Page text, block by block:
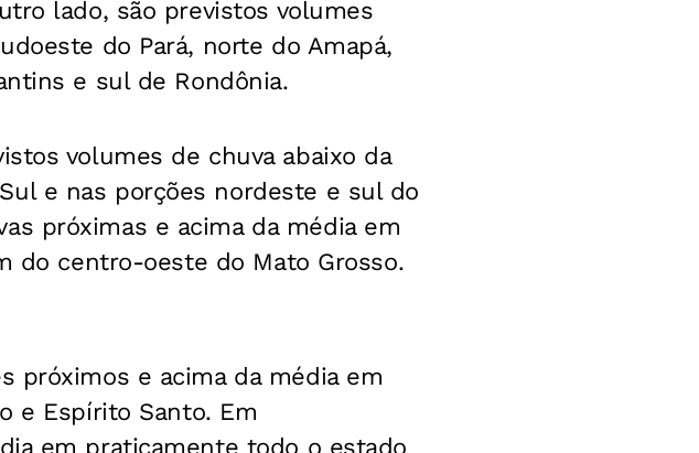
lado, são previstos volumes
do Pará, norte do Amapá,
e sul de Rondônia.
volumes de chuva abaixo da
e nas porções nordeste e sul do
próximas e acima da média em
do centro-oeste do Mato Grosso.
próximos e acima da média em
e Espírito Santo. Em
em praticamente todo o estado